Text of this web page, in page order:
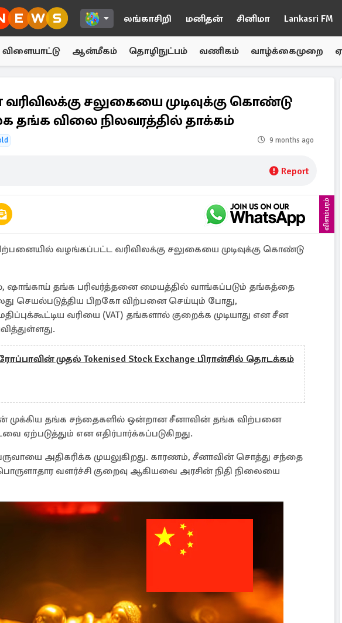
லங்காசிறி மனிதன் சினிமா Lankasri FM
விளையாட்டு ஆன்மீகம் தொழிநுட்பம் வணிகம் வாழ்க்கைமுறை
சலுகையை முடிவுக்கு கொண்டு
தங்க விலை நிலவரத்தில் தாக்கம்
9 months ago
Report
விளம்பரம்
வழங்கப்பட்ட வரிவிலக்கு சலுகையை முடிவுக்கு கொண்டு
ஷாங்காய் தங்க பரிவர்த்தனை மையத்தில் வாங்கப்படும் தங்கத்தை
செயல்படுத்திய பிறகோ விற்பனை செய்யும் போது,
வரியை (VAT) தங்களால் குறைக்க முடியாது என சீன
முதல் Tokenised Stock Exchange பிரான்சில் தொடக்கம்
முக்கிய தங்க சந்தைகளில் ஒன்றான சீனாவின் தங்க விற்பனை
ஏற்படுத்தும் என எதிர்பார்க்கப்படுகிறது.
அதிகரிக்க முயலுகிறது. காரணம், சீனாவின் சொத்து சந்தை
வளர்ச்சி குறைவு ஆகியவை அரசின் நிதி நிலையை